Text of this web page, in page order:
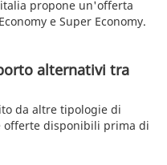
propone un'offerta
e Super Economy.
alternativi tra
da altre tipologie di
offerte disponibili prima di